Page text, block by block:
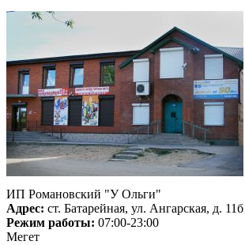
ИП Романовский "У Ольги"
Адрес: ст. Батарейная, ул. Ангарская, д. 11б
Режим работы: 07:00-23:00
Мегет